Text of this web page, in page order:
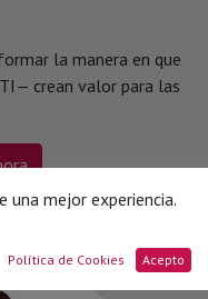
la manera en que
crean valor para las
una mejor experiencia.
Política de Cookies Acepto